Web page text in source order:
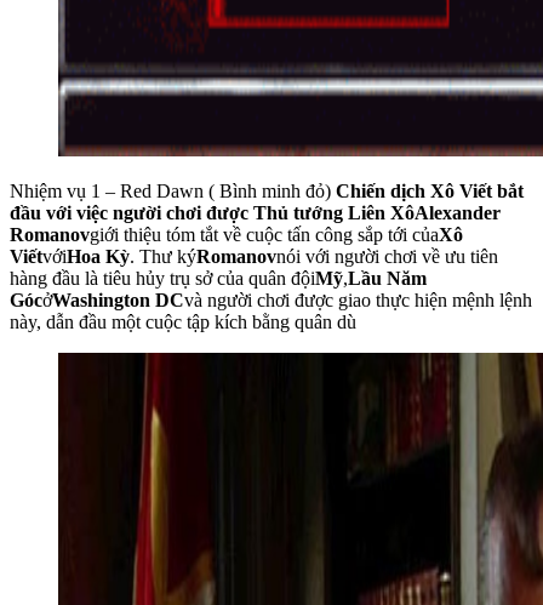
Nhiệm vụ 1 – Red Dawn ( Bình minh đỏ) Chiến dịch Xô Viết bắt
đầu với việc người chơi được Thủ tướng Liên XôAlexander
Romanovgiới thiệu tóm tắt về cuộc tấn công sắp tới củaXô
ViếtvớiHoa Kỳ. Thư kýRomanovnói với người chơi về ưu tiên
hàng đầu là tiêu hủy trụ sở của quân độiMỹ,Lầu Năm
GócởWashington DCvà người chơi được giao thực hiện mệnh lệnh
này, dẫn đầu một cuộc tập kích bằng quân dù